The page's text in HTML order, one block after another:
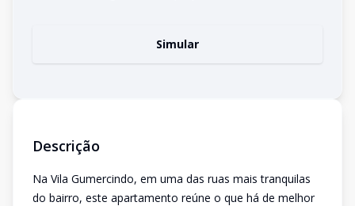
Simular
Descrição
Na Vila Gumercindo, em uma das ruas mais tranquilas
do bairro, este apartamento reúne o que há de melhor